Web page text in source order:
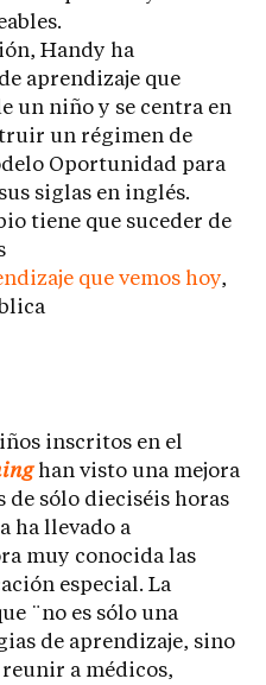
Handy ha
aprendizaje que
un niño y se centra en
un régimen de
Oportunidad para
siglas en inglés.
tiene que suceder de
que vemos hoy,
inscritos en el
han visto una mejora
de sólo dieciséis horas
ha llevado a
muy conocida las
especial. La
¨no es sólo una
de aprendizaje, sino
a médicos,